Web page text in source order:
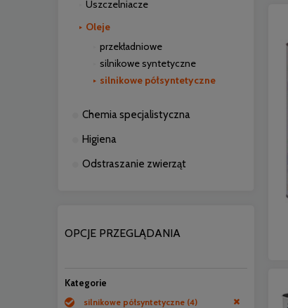
Uszczelniacze
Oleje
przekładniowe
silnikowe syntetyczne
silnikowe półsyntetyczne
Chemia specjalistyczna
Higiena
Odstraszanie zwierząt
OPCJE PRZEGLĄDANIA
Kategorie
silnikowe półsyntetyczne (4)